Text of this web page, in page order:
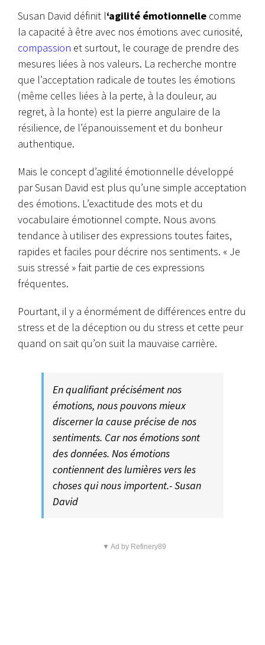
Susan David définit l‘agilité émotionnelle comme
la capacité à être avec nos émotions avec curiosité,
compassion et surtout, le courage de prendre des
mesures liées à nos valeurs. La recherche montre
que l’acceptation radicale de toutes les émotions
(même celles liées à la perte, à la douleur, au
regret, à la honte) est la pierre angulaire de la
résilience, de l’épanouissement et du bonheur
authentique.
Mais le concept d’agilité émotionnelle développé
par Susan David est plus qu’une simple acceptation
des émotions. L’exactitude des mots et du
vocabulaire émotionnel compte. Nous avons
tendance à utiliser des expressions toutes faites,
rapides et faciles pour décrire nos sentiments. « Je
suis stressé » fait partie de ces expressions
fréquentes.
Pourtant, il y a énormément de différences entre du
stress et de la déception ou du stress et cette peur
quand on sait qu’on suit la mauvaise carrière.
En qualifiant précisément nos
émotions, nous pouvons mieux
discerner la cause précise de nos
sentiments. Car nos émotions sont
des données. Nos émotions
contiennent des lumières vers les
choses qui nous importent.- Susan
David
▼ Ad by Refinery89